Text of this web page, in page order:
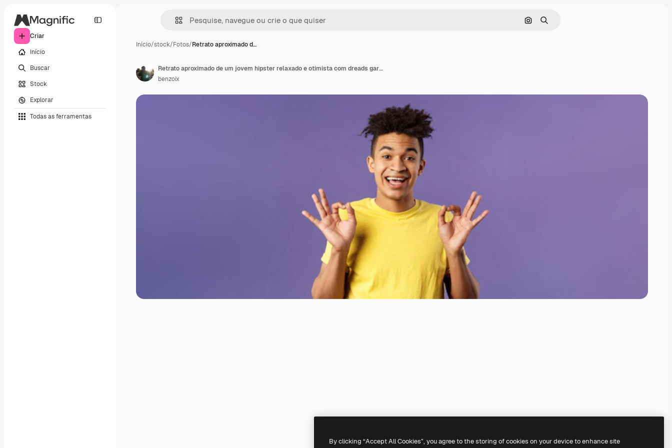
Criar
Início
Buscar
Stock
Explorar
Todas as ferramentas
Pesquisar por imagem
Buscar
Início/stock/Fotos/Retrato aproximado d…
Retrato aproximado de um jovem hipster relaxado e otimista com dreads garantindo que tudo esteja bem
benzoix
By clicking “Accept All Cookies”, you agree to the storing of cookies on your device to enhance site